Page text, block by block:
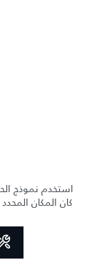
استخدم نموذج
كان المكان